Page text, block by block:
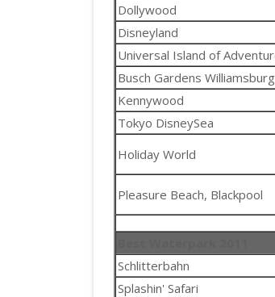
Dollywood
Disneyland
Universal Island of
Busch Gardens Williamsburg
Kennywood
Tokyo DisneySea
Holiday World
Pleasure Beach, Blackpool
Schlitterbahn
Splashin' Safari